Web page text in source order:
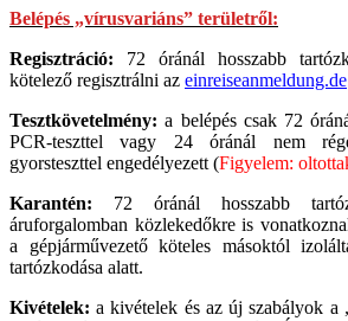
Belépés „vírusvariáns” területről:
Regisztráció: 72 óránál hosszabb
kötelező regisztrálni az einreiseanmeldung.de
Tesztkövetelmény: a belépés csak 72
PCR-teszttel vagy 24 óránál nem
gyorsteszttel engedélyezett (Figyelem:
Karantén: 72 óránál hosszabb
áruforgalomban közlekedőkre is
a gépjárművezető köteles másoktól
tartózkodása alatt.
Kivételek: a kivételek és az új szabályok a